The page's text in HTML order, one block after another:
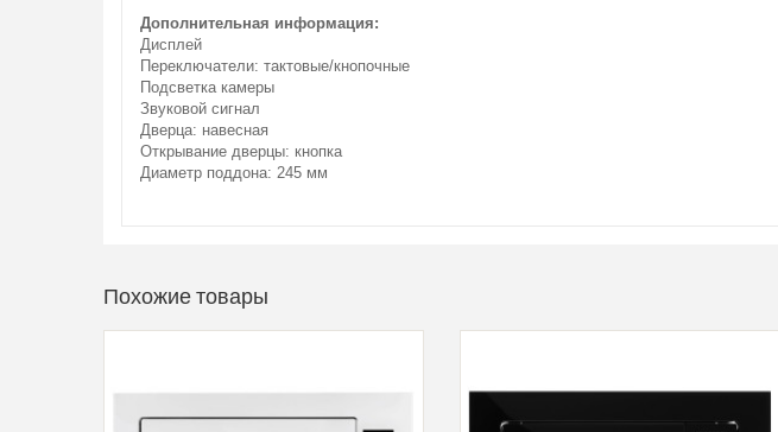
Дополнительная информация:
Дисплей
Переключатели: тактовые/кнопочные
Подсветка камеры
Звуковой сигнал
Дверца: навесная
Открывание дверцы: кнопка
Диаметр поддона: 245 мм
Похожие товары